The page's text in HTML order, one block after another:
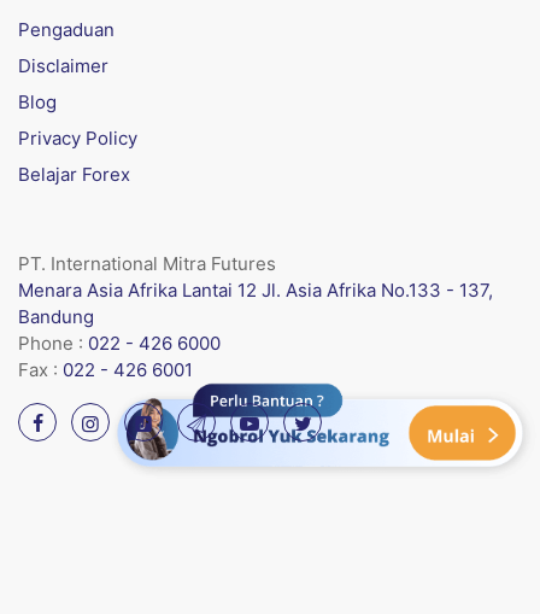
Pengaduan
Disclaimer
Blog
Privacy Policy
Belajar Forex
PT. International Mitra Futures
Menara Asia Afrika Lantai 12 Jl. Asia Afrika No.133 - 137,
Bandung
Phone : 022 - 426 6000
Fax : 022 - 426 6001